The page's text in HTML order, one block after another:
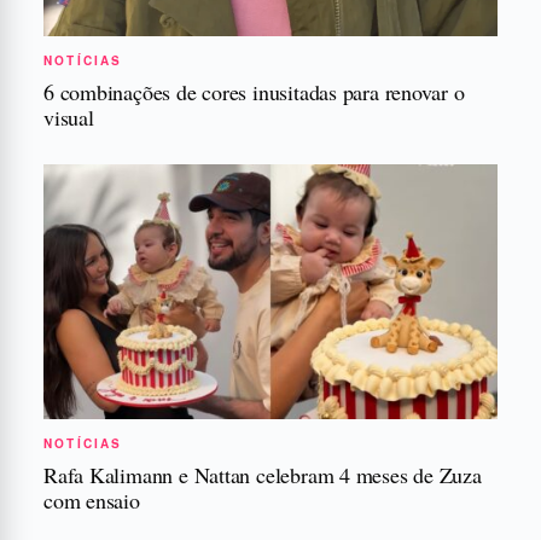
NOTÍCIAS
6 combinações de cores inusitadas para renovar o
visual
NOTÍCIAS
Rafa Kalimann e Nattan celebram 4 meses de Zuza
com ensaio